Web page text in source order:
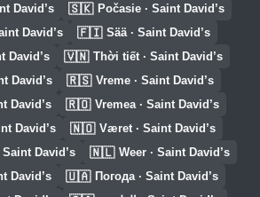
David’s 🇸🇰 Počasie · Saint David’s
David’s 🇫🇮 Sää · Saint David’s
David’s 🇻🇳 Thời tiết · Saint David’s
David’s 🇷🇸 Vreme · Saint David’s
David’s 🇷🇴 Vremea · Saint David’s
David’s 🇳🇴 Været · Saint David’s
Saint David’s 🇳🇱 Weer · Saint David’s
David’s 🇺🇦 Погода · Saint David’s